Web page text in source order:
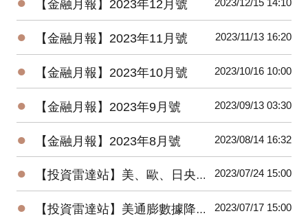
【金融月報】2023年12月號 2023/12/15 14:10
● 【金融月報】2023年11月號 2023/11/13 16:20
● 【金融月報】2023年10月號 2023/10/16 10:00
● 【金融月報】2023年9月號 2023/09/13 03:30
● 【金融月報】2023年8月號 2023/08/14 16:32
● 【投資雷達站】美、歐、日央行會議召開，AI科技股財報重磅登場 2023/07/24 15:00
● 【投資雷達站】美通膨數據降溫，全球股市大漲，美元指數跌破100大關 2023/07/17 15:00